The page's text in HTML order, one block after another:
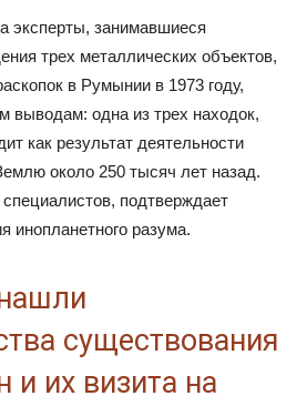
эксперты, занимавшиеся
трех металлических объектов,
в Румынии в 1973 году,
одна из трех находок,
как результат деятельности
около 250 тысяч лет назад.
подтверждает
инопланетного разума.
существования
и их визита на